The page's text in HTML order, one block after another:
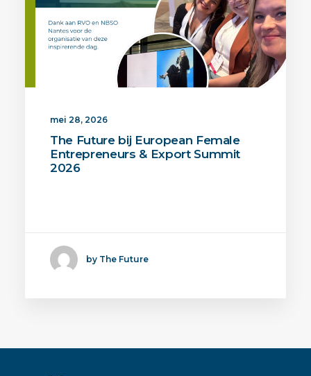
mei 28, 2026
The Future bij European Female
Entrepreneurs & Export Summit
2026
by The Future